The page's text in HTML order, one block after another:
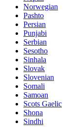
Norwegian
Pashto
Persian
Punjabi
Serbian
Sesotho
Sinhala
Slovak
Slovenian
Somali
Samoan
Scots Gaelic
Shona
Sindhi